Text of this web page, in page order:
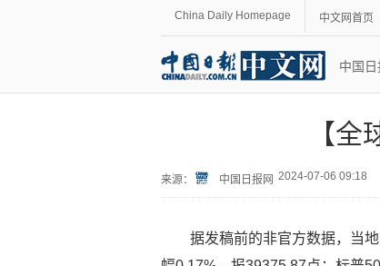
China Daily Homepage 中文网首页
中国日
【全
来源： 中国日报网 2024-07-06 09:18
据发稿前的非官方数据，当